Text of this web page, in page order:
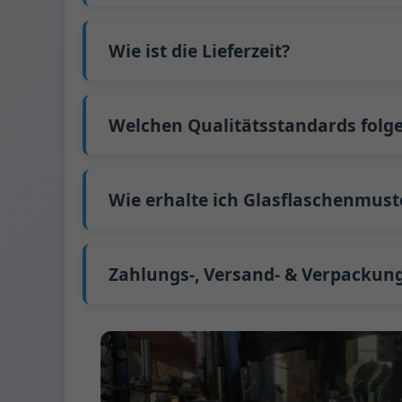
Flasche interessiert sind,kontaktieren Sie
Wie ist die Lieferzeit?
Produktionszeit auf 45 Tage.
Der Seefrachtversand aus China dauert
Welchen Qualitätsstandards
GB4806.5一2016 <Nationaler
Wie erhalte ich
zahlen. Wir versenden Muster
Zahlungs-, Versand- &
Unterstützte Zahlungsmethoden für
Versandbedingung:EXW, FOB, CFR, CIF
Verpackungsbedingungen:
Palette +